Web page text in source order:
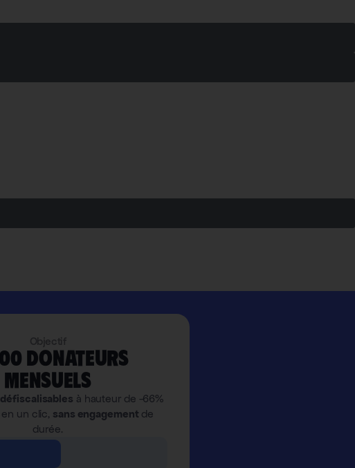
donateurs
mensuels
défiscalisables à hauteur de -66%
un clic, sans engagement de
durée.